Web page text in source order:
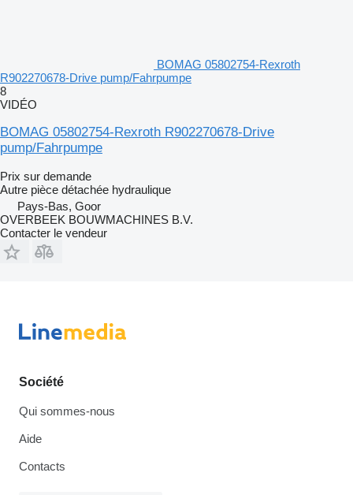
BOMAG 05802754-Rexroth
R902270678-Drive pump/Fahrpumpe
8
VIDÉO
BOMAG 05802754-Rexroth R902270678-Drive
pump/Fahrpumpe
Prix sur demande
Autre pièce détachée hydraulique
Pays-Bas, Goor
OVERBEEK BOUWMACHINES B.V.
Contacter le vendeur
Société
Qui sommes-nous
Aide
Contacts